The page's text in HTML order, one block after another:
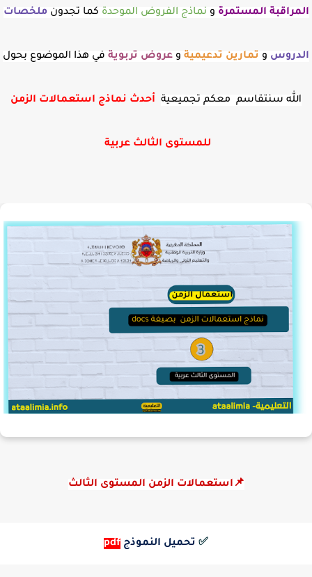
المراقبة المستمرة و نماذج الفروض الموحدة كما تجدونملخصات
الدروس و تمارين تدعيمية و عروض تربوية في هذا الموضوع بحول
الله سنتقاسم معكم تجميعية أحدث نماذج استعمالات الزمن
للمستوى الثالث عربية
📌استعمالات الزمن المستوى الثالث
✅ تحميل النموذج pdf